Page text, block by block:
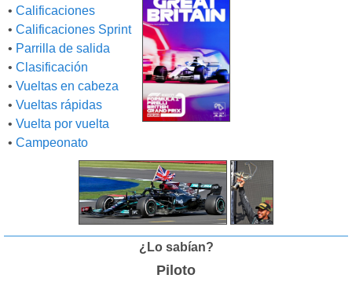
• Calificaciones
• Calificaciones Sprint
• Parrilla de salida
• Clasificación
• Vueltas en cabeza
• Vueltas rápidas
• Vuelta por vuelta
• Campeonato
¿Lo sabían?
Piloto